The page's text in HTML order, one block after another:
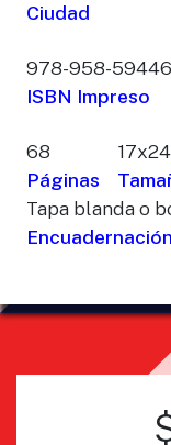
Ciudad
978-958-
ISBN Impreso
68
Páginas
Tapa blanda o
Encuadernación